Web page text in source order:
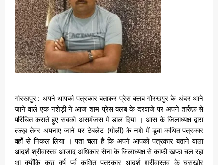
गोरखपुर : अपने आपको पत्रकार बताकर प्रेस क्लब गोरखपुर के अंदर आने
जाने वाले एक नशेड़ी ने आज शाम प्रेस क्लब के दरवाजे पर अपने तार्रुफ़ से
परिचित कराते हुए सबको असमंजस में डाल दिया । आस के जिलाध्यक्ष द्वारा
तल्ख़ तेवर अपनाए जाने पर टेबलेट (गोली) के नशे में डूबा कथित पत्रकार
वहाँ से निकल लिया । पता चला है कि अपने आपको पत्रकार बताने वाला
आदर्श श्रीवास्तव आजाद अधिकार सेना के जिलाध्यक्ष से काफी खफा चल रहा
था क्योंकि कुछ वर्ष पूर्व कथित पत्रकार आदर्श श्रीवास्तव के घूसखोर